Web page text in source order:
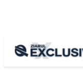
Educație,